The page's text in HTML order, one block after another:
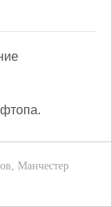
, Манчестер